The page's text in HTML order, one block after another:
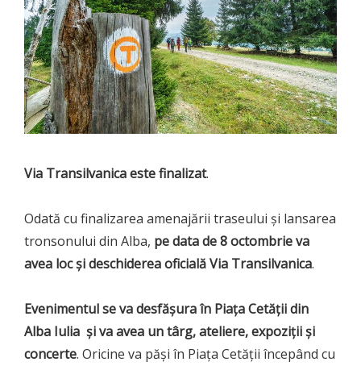
Via Transilvanica este finalizat.
Odată cu finalizarea amenajării traseului și lansarea
tronsonului din Alba, pe data de 8 octombrie va
avea loc și deschiderea oficială Via Transilvanica.
Evenimentul se va desfășura în Piața Cetății din
Alba Iulia și va avea un târg, ateliere, expoziții și
concerte. Oricine va păși în Piața Cetății începând cu